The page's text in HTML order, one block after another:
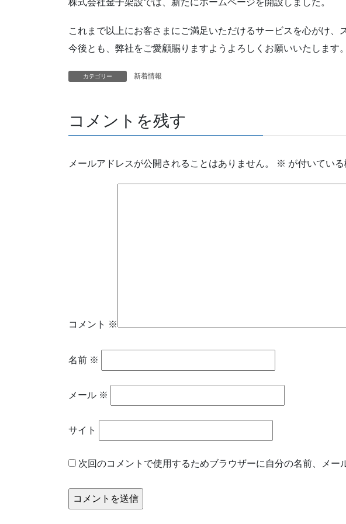
株式会社金子架設では、新たにホームページを開設しました。
これまで以上にお客さまにご満足いただけるサービスを心がけ、
今後とも、弊社をご愛顧賜りますようよろしくお願いいたします。
カテゴリー 新着情報
コメントを残す
メールアドレスが公開されることはありません。 ※ が付いてい
コメント ※
名前 ※
メール ※
サイト
次回のコメントで使用するためブラウザーに自分の名前、メー